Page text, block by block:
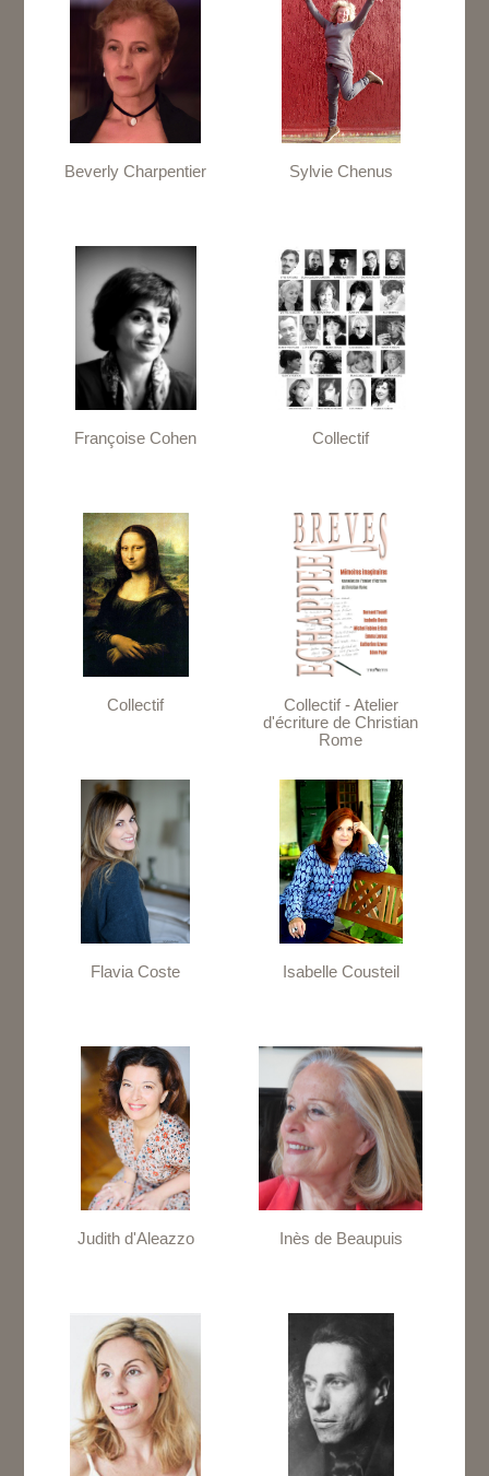
Beverly Charpentier Sylvie Chenus
Françoise Cohen Collectif
Collectif
Collectif - Atelier
d'écriture de Christian
Rome
Flavia Coste Isabelle Cousteil
Judith d'Aleazzo Inès de Beaupuis